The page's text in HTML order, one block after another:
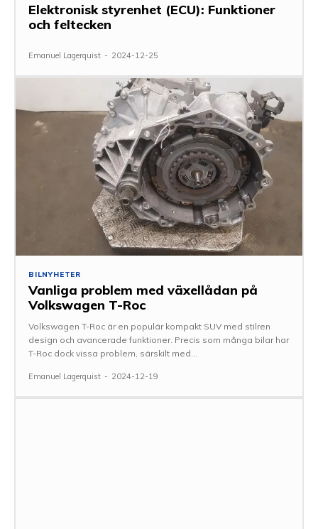
Elektronisk styrenhet (ECU): Funktioner
och feltecken
Emanuel Lagerquist - 2024-12-25
BILNYHETER
Vanliga problem med växellådan på
Volkswagen T-Roc
Volkswagen T-Roc är en populär kompakt SUV med stilren
design och avancerade funktioner. Precis som många bilar har
T-Roc dock vissa problem, särskilt med...
Emanuel Lagerquist - 2024-12-19